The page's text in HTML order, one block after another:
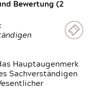
Bewertung (2
Hauptaugenmerk
Sachverständigen